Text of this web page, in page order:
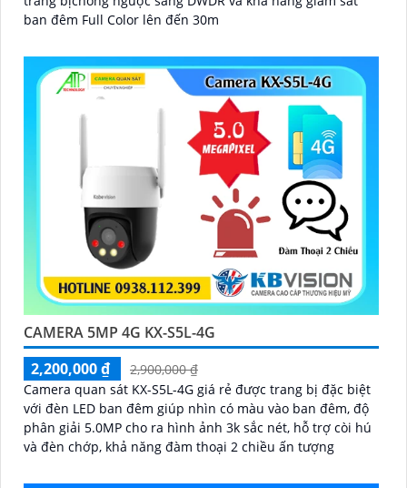
ban đêm Full Color lên đến 30m
CAMERA 5MP 4G KX-S5L-4G
2,200,000 ₫
2,900,000 ₫
Camera quan sát KX-S5L-4G giá rẻ được trang bị đặc biệt
với đèn LED ban đêm giúp nhìn có màu vào ban đêm, độ
phân giải 5.0MP cho ra hình ảnh 3k sắc nét, hỗ trợ còi hú
và đèn chớp, khả năng đàm thoại 2 chiều ấn tượng